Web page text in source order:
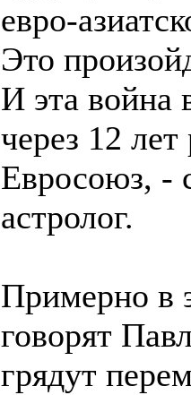
евро-
Это
И эта война
через 12
Евросоюз, -
астролог.
Примерно в
говорят
грядут